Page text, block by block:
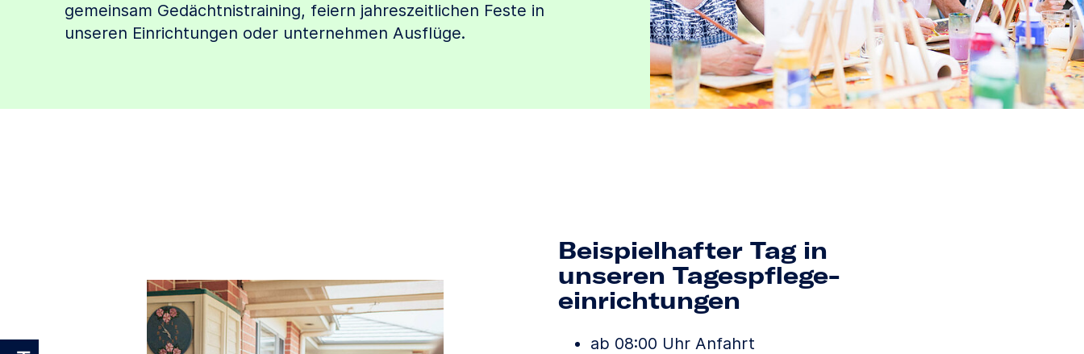
gemeinsam Gedächtnistraining, feiern jahreszeitlichen Feste in
unseren Einrichtungen oder unternehmen Ausflüge.
Beispielhafter Tag in
unseren Tages­pflege­
einrichtungen
ab 08:00 Uhr Anfahrt